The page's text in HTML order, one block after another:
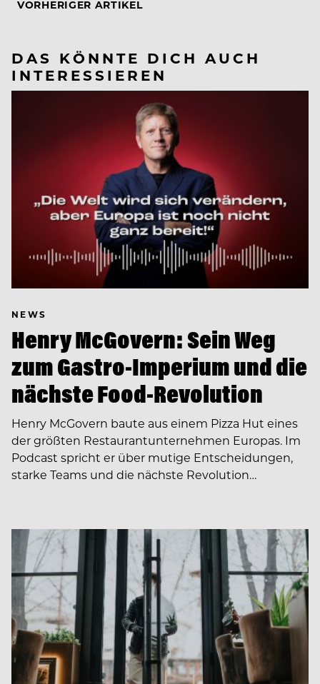
VORHERIGER ARTIKEL
DAS KÖNNTE DICH AUCH
INTERESSIEREN
NEWS
Henry McGovern: Sein Weg
zum Gastro-Imperium und die
nächste Food-Revolution
Henry McGovern baute aus einem Pizza Hut eines
der größten Restaurantunternehmen Europas. Im
Podcast spricht er über mutige Entscheidungen,
starke Teams und die nächste Revolution…